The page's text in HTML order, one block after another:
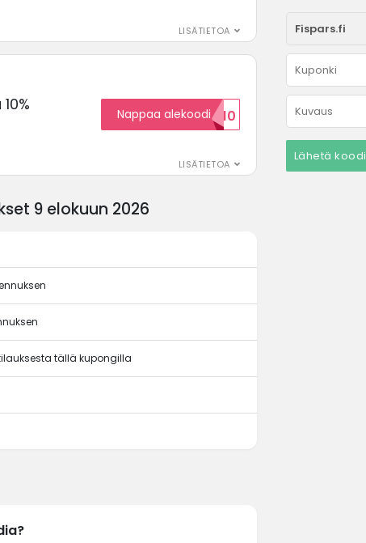
LISÄTIETOA
LISÄTIETOA
Nappaa alekoodi
ALENNUSKOODID10
Lähetä koodi
9 elokuun 2026
tällä kupongilla